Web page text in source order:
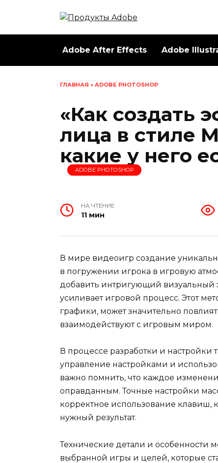
Adobe After Effects Adobe
ГЛАВНАЯ » ADOBE PHOTOSHOP
«Как создать
лица в стиле
какие у него
ADOBE PHOTOSHOP
НА ЧТЕНИЕ
11 мин
В мире видеоигр создание
в погружении игрока в игровую
добавить интригующий визуальный
усиливает игровой процесс. Этот
графики, может значительно
взаимодействуют с игровым миром.
В процессе разработки и настройки
управление настройками и
важно помнить, что каждое
оправданным. Точные настройки
корректное использование клавиш,
нужный результат.
Технические детали и особенности
выбранной игры и целей, которые